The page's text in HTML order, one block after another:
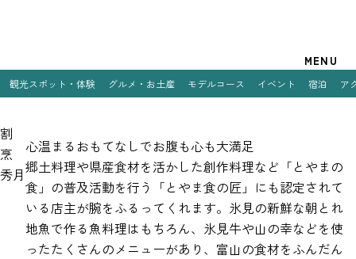
観光スポット・体験 グルメ・お土産 モデルコース イベント 宿泊 ア
割
烹
秀月
心温まるおもてなしでお腹も心も大満足
郷土料理や県産食材を活かした創作料理など「とやまの
食」の普及活動を行う「とやま食の匠」にも認定されて
いる店主が腕をふるってくれます。氷見の新鮮な朝とれ
地魚で作る魚料理はもちろん、氷見牛や山の幸などを使
ったたくさんのメニューがあり、富山の食材をふんだん
観光スポット・体験
グルメ・お土産
モデルコース
イベント
MENU